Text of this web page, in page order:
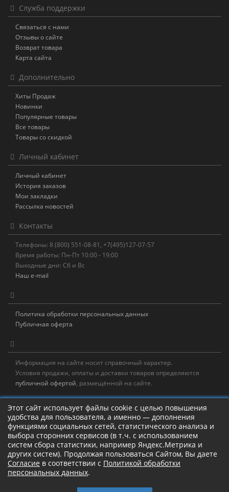
Служба поддержки
Связаться с нами
Отзывы о сайте
Возврат товара
Карта сайта
Дополнительно
Хиты Продаж
Новинки
Популярные товары
Все товары
Товары со скидкой
Личный кабинет
Личный кабинет
История заказов
Мои закладки
Рассылка новостей
Контакты
Телефоны: 8 (800) 551-08-81, +7(495)127-07-57
Время работы: Пн-Пт 10:00 - 19:00
Выходные дни: Сб и Вс
Наш e-mail
Политика обработки персональных данных
Публичная оферта
Информация на сайте носит справочный характер.
Условия продажи, оплаты и доставки товаров определяются
публичной офертой, размещённой на сайте.
Новостная рассылка
Новости, акции, распродажи и полезные советы!
Левая панель
Этот сайт использует файлы cookie с целью повышения
удобства для пользователя, а именно — дополнения
функциями социальных сетей, статистического анализа и
выбора сторонних сервисов (в т.ч. с использованием
систем сбора статистики, например Яндекс.Метрика и
других систем). Продолжая пользоваться Сайтом, Вы даете
Согласие в соответствии с Политикой обработки
персональных данных.